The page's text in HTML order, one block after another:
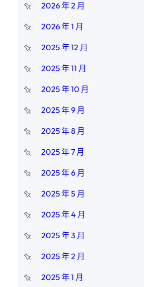
2026 年 2 月
2026 年 1 月
2025 年 12 月
2025 年 11 月
2025 年 10 月
2025 年 9 月
2025 年 8 月
2025 年 7 月
2025 年 6 月
2025 年 5 月
2025 年 4 月
2025 年 3 月
2025 年 2 月
2025 年 1 月